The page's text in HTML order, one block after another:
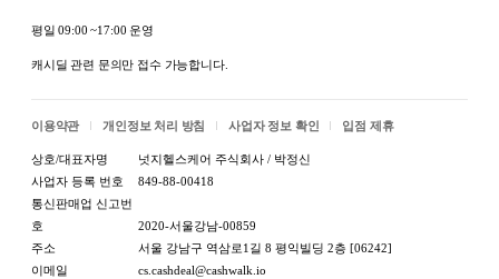
평일 09:00 ~17:00 운영
캐시딜 관련 문의만 접수 가능합니다.
이용약관 개인정보 처리 방침 사업자 정보 확인 입점 제휴
상호/대표자명
넛지헬스케어 주식회사 / 박정신
사업자 등록 번호
849-88-00418
통신판매업 신고번
호
2020-서울강남-00859
주소
서울 강남구 역삼로1길 8 평익빌딩 2층 [06242]
이메일
cs.cashdeal@cashwalk.io